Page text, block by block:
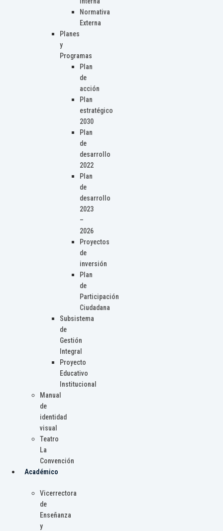
Normativa
Externa
Planes
y
Programas
Plan
de
acción
Plan
estratégico
2030
Plan
de
desarrollo
2022
Plan
de
desarrollo
2023
–
2026
Proyectos
de
inversión
Plan
de
Participación
Ciudadana
Subsistema
de
Gestión
Integral
Proyecto
Educativo
Institucional
Manual
de
identidad
visual
Teatro
La
Convención
Académico
Vicerrectora
de
Enseñanza
y